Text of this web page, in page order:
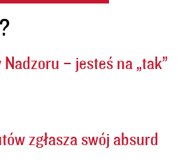
– jesteś na „tak”
zgłasza swój absurd